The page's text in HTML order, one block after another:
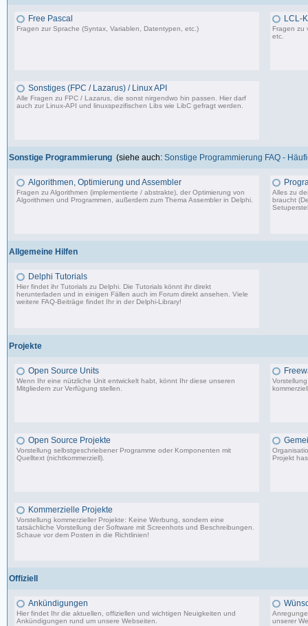
Free Pascal
Fragen zur Sprache (Syntax, Variablen, Datentypen, etc.)
LCL-
Fragen zu
etc.
Sonstiges (FPC / Lazarus) / Linux API
Alle Fragen zu FPC / Lazarus, die sonst nirgendwo hin passen. Hier darf
auch zur Linux-API und linuxspezifischen Libs wie LibC gefragt werden.
Sonstige Programmierung (siehe auch: Sonstige Programmierung FAQ -
Algorithmen, Optimierung und Assembler
Fragen zu Algorithmen (implementierte / abstrakte), der Optimierung von
Algorithmen und Programmen, außerdem zum Thema Assembler in Delphi.
Alles zu
braucht
Allgemeine Hilfen
Delphi Tutorials
Hier findet ihr Tutorials zu Delphi. Die Tutorials könnt ihr direkt
herunterladen und in einigen Fällen auch im Forum direkt ansehen. Viele
weitere FAQ-Beiträge findet Ihr in der Delphi-Library!
Projekte
Open Source Units
Wenn Ihr eine nützliche Unit entwickelt habt, könnt Ihr diese unseren
Mitgliedern zur Verfügung stellen.
Open Source Projekte
Vorstellung selbstgeschriebener Programme oder Komponenten mit
Quelltext (nichtkommerziell).
Projekt
Kommerzielle Projekte
Vorstellung kommerzieller Projekte: Keine Werbung, sondern eine
tatsächliche Vorstellung der Software mit Screenhots und Beschreibungen.
Schaue vor dem Posten in die Richtlinien!
Offiziell
Ankündigungen
Hier findet Ihr die aktuellen, offiziellen und wichtigen Neuigkeiten und
Ankündigungen rund um unsere Webseiten.
unserer